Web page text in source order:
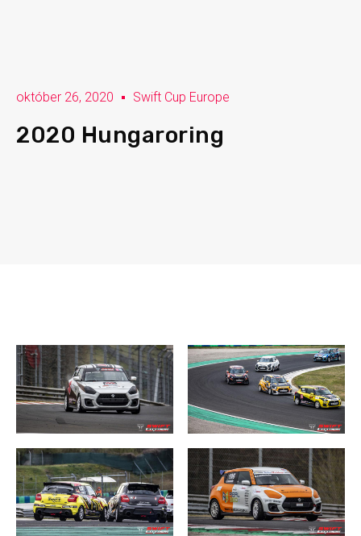
október 26, 2020 Swift Cup Europe
2020 Hungaroring